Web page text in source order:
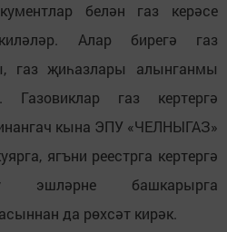
белән газ керәсе
Алар бирегә газ
газ җиһазлары алынганмы
Газовиклар газ кертергә
кына ЭПУ «ЧЕЛНЫГАЗ»
ягъни реестрга кертергә
башкарырга
да рөхсәт кирәк.